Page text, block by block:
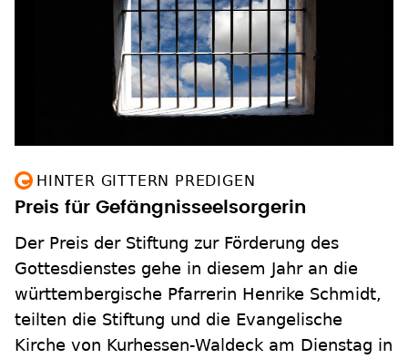
HINTER GITTERN PREDIGEN
Preis für Gefängnisseelsorgerin
Der Preis der Stiftung zur Förderung des
Gottesdienstes gehe in diesem Jahr an die
württembergische Pfarrerin Henrike Schmidt,
teilten die Stiftung und die Evangelische
Kirche von Kurhessen-Waldeck am Dienstag in